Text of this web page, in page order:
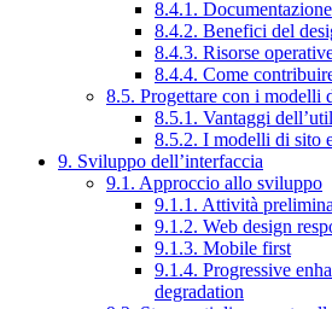
8.4.1. Documentazione
8.4.2. Benefici del
8.4.3. Risorse
8.4.4. Come
8.5. Progettare con i modelli
8.5.1. Vantaggi
8.5.2. I modelli di sito
9. Sviluppo dell’interfaccia
9.1. Approccio allo sviluppo
9.1.1. Attività
9.1.2. Web design
9.1.3. Mobile first
9.1.4. Progressive
degradation